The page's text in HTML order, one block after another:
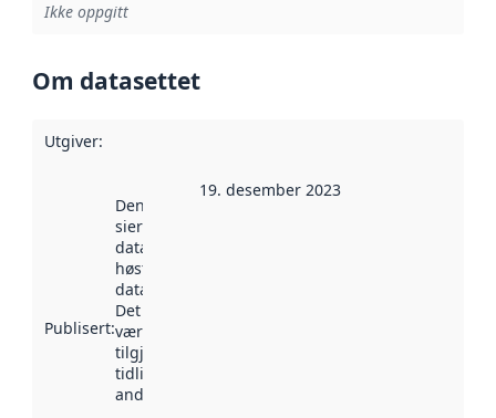
Ikke oppgitt
Om datasettet
Utgiver:
Publisert:
Denne datoen
sier når
datasettet ble
høstet av
data.norge.no.
Det kan ha
vært
tilgjengelig
tidligere
andre steder.
19. desember 2023